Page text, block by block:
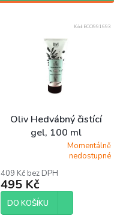
Oliv Hedvábný čistící
gel, 100 ml
produktu
je
5,0
5
Momentálně
nedostupné
409 Kč bez DPH
495 Kč
DO KOŠÍKU
Kód: ECO991693